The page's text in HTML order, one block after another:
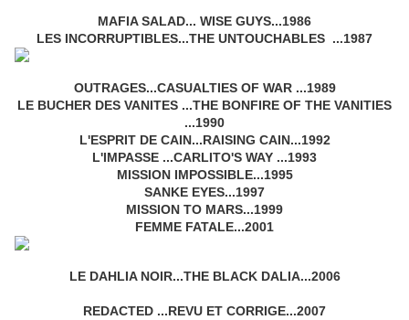
MAFIA SALAD... WISE GUYS...1986
LES INCORRUPTIBLES...THE UNTOUCHABLES ...1987
OUTRAGES...CASUALTIES OF WAR ...1989
LE BUCHER DES VANITES ...THE BONFIRE OF THE VANITIES
...1990
L'ESPRIT DE CAIN...RAISING CAIN...1992
L'IMPASSE ...CARLITO'S WAY ...1993
MISSION IMPOSSIBLE...1995
SANKE EYES...1997
MISSION TO MARS...1999
FEMME FATALE...2001
LE DAHLIA NOIR...THE BLACK DALIA...2006
REDACTED ...REVU ET CORRIGE...2007